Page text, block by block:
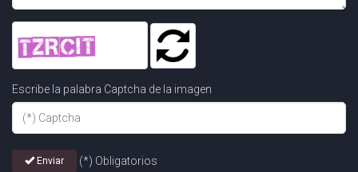
Escribe la palabra Captcha de la imagen
Enviar (*) Obligatorios